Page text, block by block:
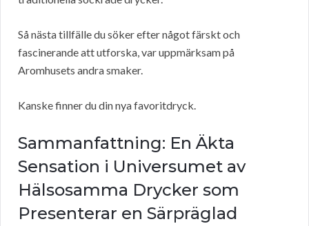
Så nästa tillfälle du söker efter något färskt och
fascinerande att utforska, var uppmärksam på
Aromhusets andra smaker.
Kanske finner du din nya favoritdryck.
Sammanfattning: En Äkta
Sensation i Universumet av
Hälsosamma Drycker som
Presenterar en Särpräglad